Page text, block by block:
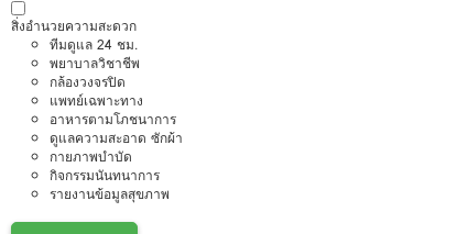
สิ่งอำนวยความสะดวก
ทีมดูแล 24 ชม.
พยาบาลวิชาชีพ
กล้องวงจรปิด
แพทย์เฉพาะทาง
อาหารตามโภชนาการ
ดูแลความสะอาด ซักผ้า
กายภาพบำบัด
กิจกรรมนันทนาการ
รายงานข้อมูลสุขภาพ